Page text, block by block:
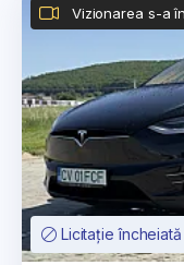
Licitație încheiată
Vizionarea s-a